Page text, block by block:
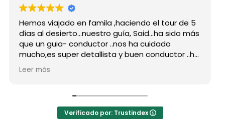
viajado en famila ,haciendo el tour de 5
desierto...nuestro guía, Said...ha sido más
guia- conductor ..nos ha cuidado
super detallista y buen conductor ..ha
atento a todas nuestras peticiones y
muchos lugares
a la agencia,..súper agradecida a Mila
grupo
Desde
Verificado por: Trustindex